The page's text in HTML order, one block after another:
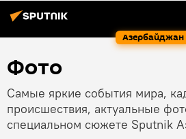
Азербайджан
Фото
Самые яркие события мира,
происшествия, актуальные
специальном сюжете Sputnik